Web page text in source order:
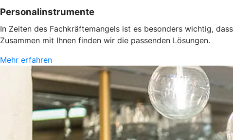
Personalinstrumente
In Zeiten des Fachkräftemangels ist es besonders wichtig,
Zusammen mit Ihnen finden wir die passenden Lösungen.
Mehr erfahren